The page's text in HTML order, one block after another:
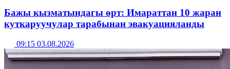
Бажы кызматындагы өрт: Имараттан 10 жаран
куткаруучулар тарабынан эвакуацияланды
09:15 03.08.2026